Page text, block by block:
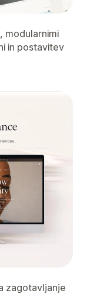
modularnimi
in postavitev
zagotavljanje